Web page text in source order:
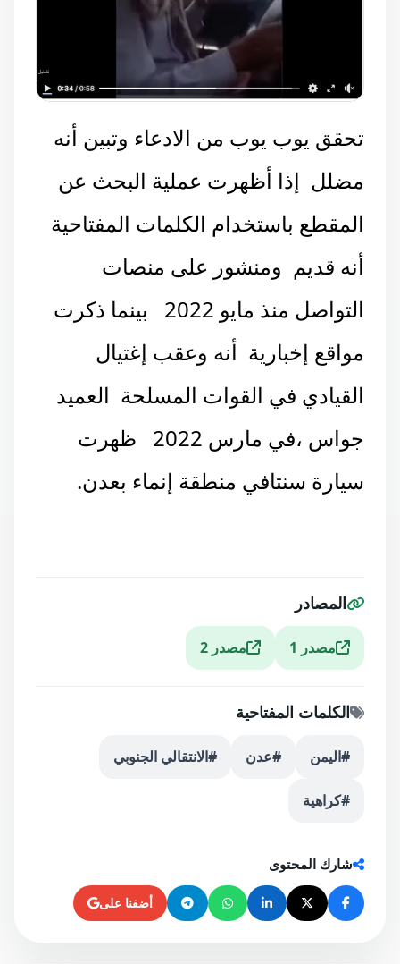
تحقق يوب يوب من الادعاء وتبين أنه
مضلل إذا أظهرت عملية البحث عن
المقطع باستخدام الكلمات المفتاحية
أنه قديم ومنشور على منصات
التواصل منذ مايو 2022 بينما ذكرت
مواقع إخبارية أنه وعقب إغتيال
القيادي في القوات المسلحة العميد
جواس ،في مارس 2022 ظهرت
سيارة سنتافي منطقة إنماء بعدن.
المصادر
مصدر 1 مصدر 2
الكلمات المفتاحية
#اليمن #عدن #الانتقالي الجنوبي
#كراهية
شارك المحتوى
أضفنا على